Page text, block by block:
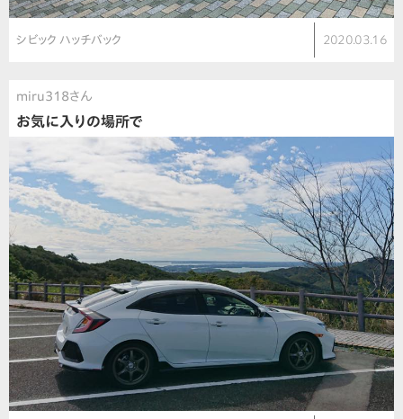
シビック ハッチバック 2020.03.16
miru318さん
お気に入りの場所で